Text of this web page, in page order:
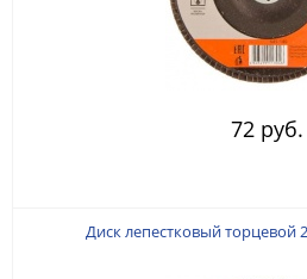
72 руб.
Диск лепестковый торцевой